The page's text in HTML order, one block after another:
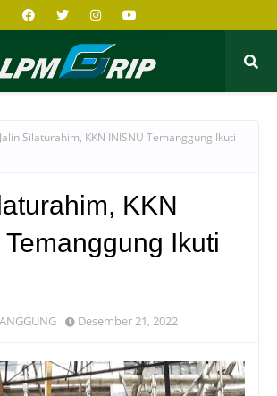
Jalin Silaturahim, KKN INISNU Temanggung Ikuti
KKN
Ikuti
Desember 21, 2022